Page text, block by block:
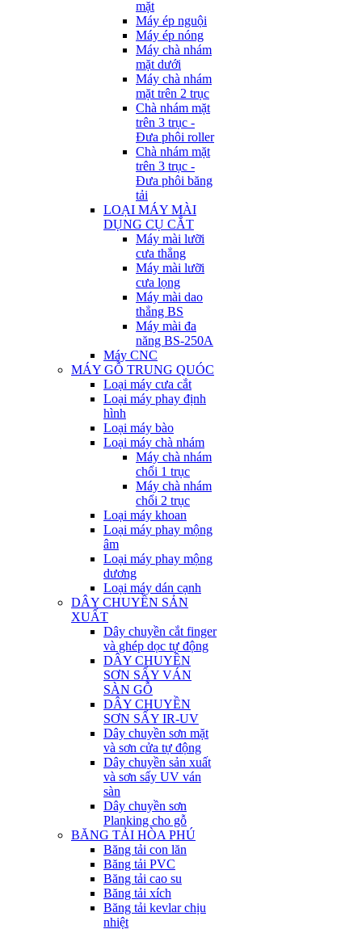
mặt
Máy ép nguội
Máy ép nóng
Máy chà nhám
mặt dưới
Máy chà nhám
mặt trên 2 trục
Chà nhám mặt
trên 3 trục -
Đưa phôi roller
Chà nhám mặt
trên 3 trục -
Đưa phôi băng
tải
LOẠI MÁY MÀI
DỤNG CỤ CẮT
Máy mài lưỡi
cưa thẳng
Máy mài lưỡi
cưa lọng
Máy mài dao
thẳng BS
Máy mài đa
năng BS-250A
Máy CNC
MÁY GỖ TRUNG QUÓC
Loại máy cưa cắt
Loại máy phay định
hình
Loại máy bào
Loại máy chà nhám
Máy chà nhám
chổi 1 trục
Máy chà nhám
chổi 2 trục
Loại máy khoan
Loại máy phay mộng
âm
Loại máy phay mộng
dương
Loại máy dán cạnh
DÂY CHUYỀN SẢN
XUẤT
Dây chuyền cắt finger
và ghép dọc tự động
DÂY CHUYỀN
SƠN SẤY VÁN
SÀN GỖ
DÂY CHUYỀN
SƠN SẤY IR-UV
Dây chuyền sơn mặt
và sơn cửa tự động
Dây chuyền sản xuất
và sơn sấy UV ván
sàn
Dây chuyền sơn
Planking cho gỗ
BĂNG TẢI HÒA PHÚ
Băng tải con lăn
Băng tải PVC
Băng tải cao su
Băng tải xích
Băng tải kevlar chịu
nhiệt